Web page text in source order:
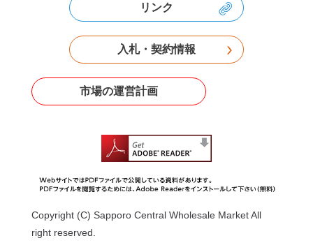
リンク
入札・契約情報
市場の運営計画
Copyright (C) Sapporo Central Wholesale Market All
right reserved.